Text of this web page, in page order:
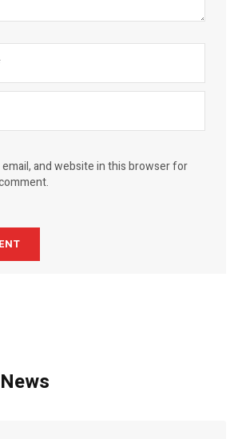
email, and website in this browser for